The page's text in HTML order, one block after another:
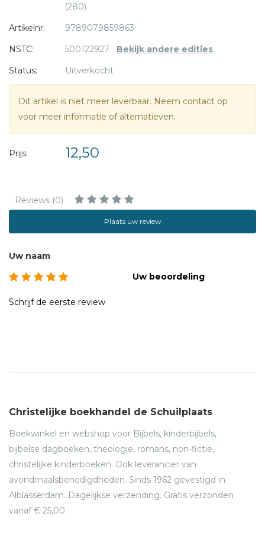
(280)
Artikelnr:
9789079859863
NSTC:
500122927 Bekijk andere edities
Status:
Uitverkocht
Dit artikel is niet meer leverbaar. Neem contact op
voor meer informatie of alternatieven.
Prijs: 12,50
Reviews (0)
Plaats uw review
Uw naam
Uw beoordeling
Schrijf de eerste review
Christelijke boekhandel de Schuilplaats
Boekwinkel en webshop voor Bijbels, kinderbijbels,
bijbelse dagboeken, theologie, romans, non-fictie,
christelijke kinderboeken. Ook leverancier van
avondmaalsbenodigdheden. Sinds 1962 gevestigd in
Alblasserdam. Dagelijkse verzending. Gratis verzonden
vanaf € 25,00.